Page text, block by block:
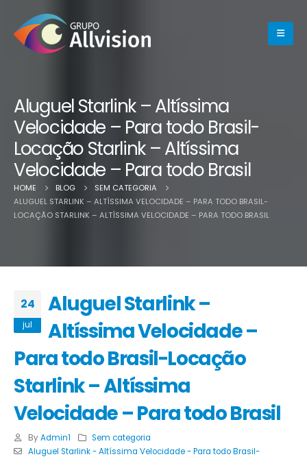
Aluguel Starlink – Altíssima
Velocidade – Para todo Brasil-
Locação Starlink – Altíssima
Velocidade – Para todo Brasil
HOME BLOG
SEM CATEGORIA
ALUGUEL STARLINK – ALTÍSSIMA VELOCIDADE – PARA TODO BRASIL-
LOCAÇÃO STARLINK – ALTÍSSIMA VELOCIDADE – PARA TODO BRASIL
24
jul
Aluguel Starlink –
Altíssima Velocidade –
Para todo Brasil-Locação
Starlink – Altíssima
Velocidade – Para todo Brasil
By Admin1
Sem categoria
Aluguel Starlink - Altíssima Velocidade - Para todo Brasil-